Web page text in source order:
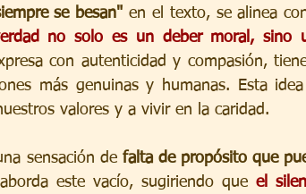
se besan" en el texto, se alinea
no solo es un deber moral, sino
con autenticidad y compasión,
más genuinas y humanas. Esta
valores y a vivir en la caridad.
sensación de falta de propósito que
este vacío, sugiriendo que el